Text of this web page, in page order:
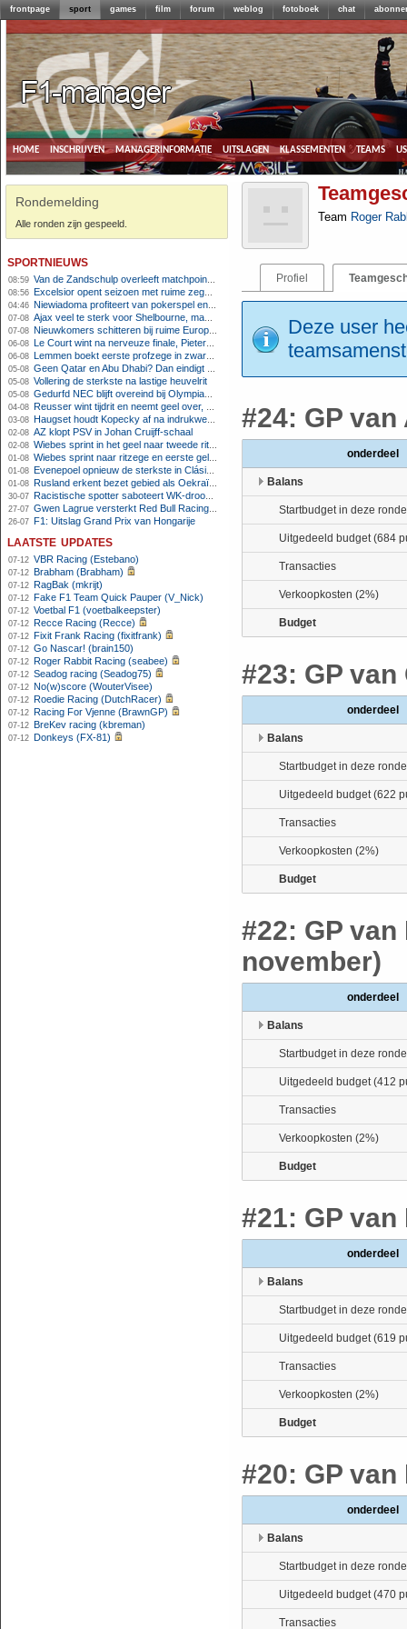
frontpage sport games film forum weblog fotoboek chat
home inschrijven managerinformatie uitslagen klassementen teams
Rondemelding
Alle ronden zijn gespeeld.
sportnieuws
08:59 Van de Zandschulp overleeft matchpoints, ook Griekspoor verder in Montreal
08:56 Excelsior opent seizoen met ruime zege op promovendus Cambuur
04:46 Niewiadoma profiteert van pokerspel en grijpt geel op Ventoux
07-08 Ajax veel te sterk voor Shelbourne, maar houdt schade beperkt
07-08 Nieuwkomers schitteren bij ruime Europese zege FC Twente
06-08 Le Court wint na nerveuze finale, Pieterse derde
06-08 Lemmen boekt eerste profzege in zware Ronde van Polen-rit
05-08 Geen Qatar en Abu Dhabi? Dan eindigt Formule 1-seizoen mogelijk in Europa
05-08 Vollering de sterkste na lastige heuvelrit
05-08 Gedurfd NEC blijft overeind bij Olympiakos
04-08 Reusser wint tijdrit en neemt geel over, Nooijen knap tweede
03-08 Haugset houdt Kopecky af na indrukwekkende solo van 86 kilometer
02-08 AZ klopt PSV in Johan Cruijff-schaal
02-08 Wiebes sprint in het geel naar tweede ritzege
01-08 Wiebes sprint naar ritzege en eerste gele trui in Tour Femmes
01-08 Evenepoel opnieuw de sterkste in Clásica San Sebastián
01-08 Rusland erkent bezet gebied als Oekraïens voor opheffing IOC-schorsing
30-07 Racistische spotter saboteert WK-droom van powerliftster
27-07 Gwen Lagrue versterkt Red Bull Racing vanaf 2027
26-07 F1: Uitslag Grand Prix van Hongarije
laatste updates
07-12 VBR Racing (Estebano)
07-12 Brabham (Brabham)
07-12 RagBak (mkrijt)
07-12 Fake F1 Team Quick Pauper (V_Nick)
07-12 Voetbal F1 (voetbalkeepster)
07-12 Recce Racing (Recce)
07-12 Fixit Frank Racing (fixitfrank)
07-12 Go Nascar! (brain150)
07-12 Roger Rabbit Racing (seabee)
07-12 Seadog racing (Seadog75)
07-12 No(w)score (WouterVisee)
07-12 Roedie Racing (DutchRacer)
07-12 Racing For Vjenne (BrawnGP)
07-12 BreKev racing (kbreman)
07-12 Donkeys (FX-81)
Team Roger
Profiel
Deze user
#24: GP
onderdeel
Balans
Startbudget in deze ronde
Uitgedeeld budget (684
Transacties
Verkoopkosten (2%)
Budget
#23: GP
onderdeel
Balans
Startbudget in deze ronde
Uitgedeeld budget (622
Transacties
Verkoopkosten (2%)
Budget
#22: GP
november)
onderdeel
Balans
Startbudget in deze ronde
Uitgedeeld budget (412
Transacties
Verkoopkosten (2%)
Budget
#21: GP
onderdeel
Balans
Startbudget in deze ronde
Uitgedeeld budget (619
Transacties
Verkoopkosten (2%)
Budget
#20: GP
onderdeel
Balans
Startbudget in deze ronde
Uitgedeeld budget (470
Transacties